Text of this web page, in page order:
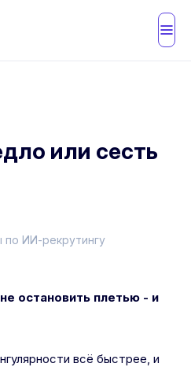
или сесть
по ИИ-рекрутингу
остановить плетью - и
всё быстрее, и